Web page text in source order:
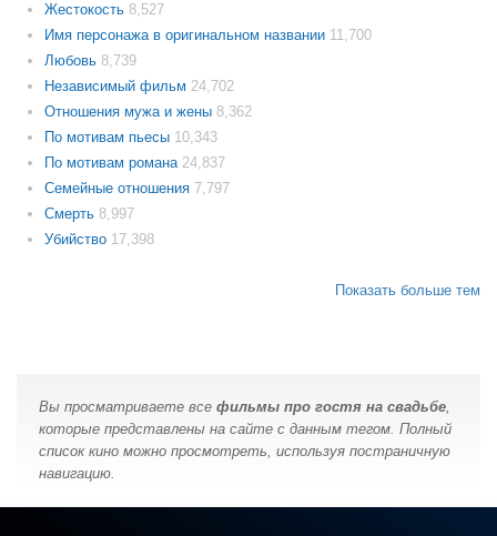
Жестокость 8,527
Имя персонажа в оригинальном названии 11,700
Любовь 8,739
Независимый фильм 24,702
Отношения мужа и жены 8,362
По мотивам пьесы 10,343
По мотивам романа 24,837
Семейные отношения 7,797
Смерть 8,997
Убийство 17,398
Показать больше тем
Вы просматриваете все фильмы про гостя на свадьбе,
которые представлены на сайте с данным тегом. Полный
список кино можно просмотреть, используя постраничную
навигацию.